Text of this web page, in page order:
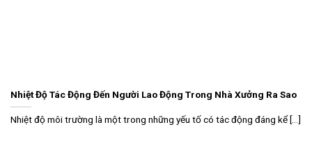
Nhiệt Độ Tác Động Đến Người Lao Động Trong Nhà Xưởng Ra Sao
Nhiệt độ môi trường là một trong những yếu tố có tác động đáng kể [...]